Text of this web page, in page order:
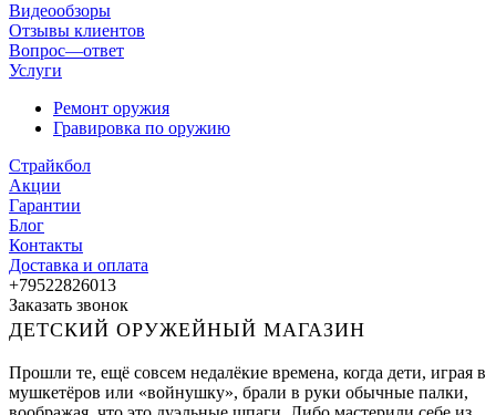
Видеообзоры
Отзывы клиентов
Вопрос—ответ
Услуги
Ремонт оружия
Гравировка по оружию
Страйкбол
Акции
Гарантии
Блог
Контакты
Доставка и оплата
+79522826013
Заказать звонок
ДЕТСКИЙ ОРУЖЕЙНЫЙ МАГАЗИН
Прошли те, ещё совсем недалёкие времена, когда дети, играя в
мушкетёров или «войнушку», брали в руки обычные палки,